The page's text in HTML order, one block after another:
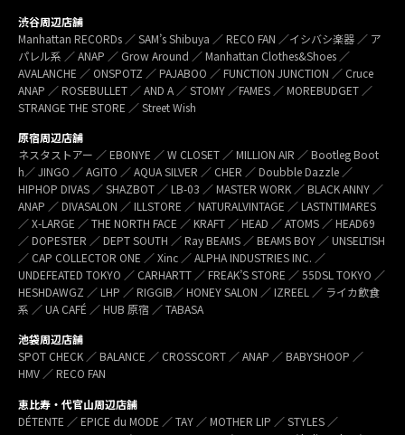
渋谷周辺店舗
Manhattan RECORDs ／ SAM’s Shibuya ／ RECO FAN ／イシバシ楽器 ／ ア
パレル系 ／ ANAP ／ Grow Around ／ Manhattan Clothes&Shoes ／
AVALANCHE ／ ONSPOTZ ／ PAJABOO ／ FUNCTION JUNCTION ／ Cruce
ANAP ／ ROSEBULLET ／ AND A ／ STOMY ／FAMES ／ MOREBUDGET ／
STRANGE THE STORE ／ Street Wish
原宿周辺店舗
ネスタストアー ／ EBONYE ／ W CLOSET ／ MILLION AIR ／ Bootleg Boot
h／ JINGO ／ AGITO ／ AQUA SILVER ／ CHER ／ Doubble Dazzle ／
HIPHOP DIVAS ／ SHAZBOT ／ LB-03 ／ MASTER WORK ／ BLACK ANNY ／
ANAP ／ DIVASALON ／ ILLSTORE ／ NATURALVINTAGE ／ LASTNTIMARES
／ X-LARGE ／ THE NORTH FACE ／ KRAFT ／ HEAD ／ ATOMS ／ HEAD69
／ DOPESTER ／ DEPT SOUTH ／ Ray BEAMS ／ BEAMS BOY ／ UNSELTISH
／ CAP COLLECTOR ONE ／ Xinc ／ ALPHA INDUSTRIES INC. ／
UNDEFEATED TOKYO ／ CARHARTT ／ FREAK’S STORE ／ 55DSL TOKYO ／
HESHDAWGZ ／ LHP ／ RIGGIB／ HONEY SALON ／ IZREEL ／ ライカ飲食
系 ／ UA CAFÉ ／ HUB 原宿 ／ TABASA
池袋周辺店舗
SPOT CHECK ／ BALANCE ／ CROSSCORT ／ ANAP ／ BABYSHOOP ／
HMV ／ RECO FAN
恵比寿・代官山周辺店舗
DÉTENTE ／ EPICE du MODE ／ TAY ／ MOTHER LIP ／ STYLES ／